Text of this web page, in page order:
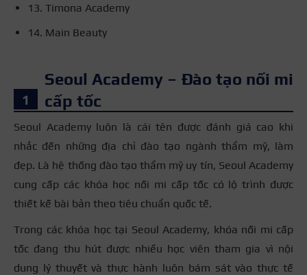
13. Timona Academy
14. Main Beauty
Seoul Academy – Đào tạo nối mi
cấp tốc
Seoul Academy luôn là cái tên được đánh giá cao khi
nhắc đến những địa chỉ đào tạo ngành thẩm mỹ, làm
đẹp. Là hệ thống đào tạo thẩm mỹ uy tín, Seoul Academy
cung cấp các khóa học nối mi cấp tốc có lộ trình được
thiết kế bài bản theo tiêu chuẩn quốc tế.
Trong các khóa học tại Seoul Academy, khóa nối mi cấp
tốc đang thu hút được nhiều học viên tham gia vì nội
dung lý thuyết và thực hành luôn bám sát vào thực tế